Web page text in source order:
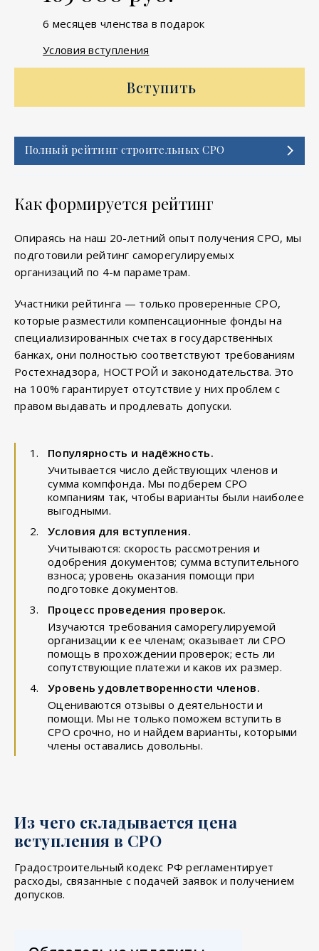
6 месяцев членства в подарок
Условия вступления
Вступить
Полный рейтинг строительных СРО
Как формируется рейтинг
Опираясь на наш 20-летний опыт получения СРО, мы
подготовили рейтинг саморегулируемых
организаций по 4-м параметрам.
Участники рейтинга — только проверенные СРО,
которые разместили компенсационные фонды на
специализированных счетах в государственных
банках, они полностью соответствуют требованиям
Ростехнадзора, НОСТРОЙ и законодательства. Это
на 100% гарантирует отсутствие у них проблем с
правом выдавать и продлевать допуски.
Популярность и надёжность.
Учитывается число действующих членов и
сумма компфонда. Мы подберем СРО
компаниям так, чтобы варианты были наиболее
выгодными.
Условия для вступления.
Учитываются: скорость рассмотрения и
одобрения документов; сумма вступительного
взноса; уровень оказания помощи при
подготовке документов.
Процесс проведения проверок.
Изучаются требования саморегулируемой
организации к ее членам; оказывает ли СРО
помощь в прохождении проверок; есть ли
сопутствующие платежи и каков их размер.
Уровень удовлетворенности членов.
Оцениваются отзывы о деятельности и
помощи. Мы не только поможем вступить в
СРО срочно, но и найдем варианты, которыми
члены оставались довольны.
Из чего складывается цена
вступления в СРО
Градостроительный кодекс РФ регламентирует
расходы, связанные с подачей заявок и получением
допусков.